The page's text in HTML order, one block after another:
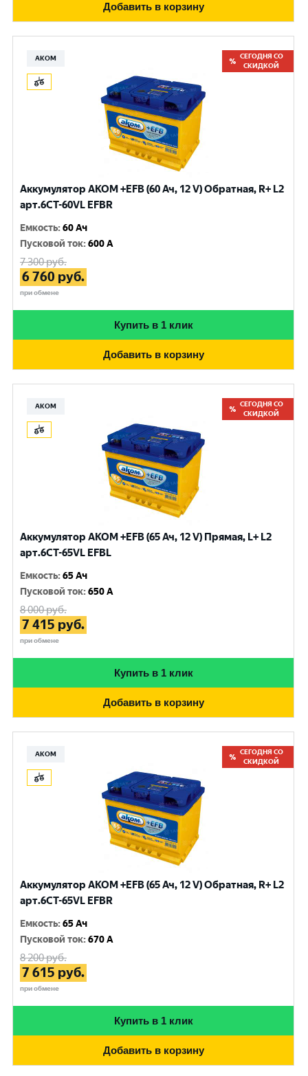
Добавить в корзину
АКОМ
СЕГОДНЯ СО
СКИДКОЙ
Аккумулятор AKOM +EFB (60 Ач, 12 V) Обратная, R+ L2
арт.6CТ-60VL EFBR
Емкость:60 Ач
Пусковой ток:600 A
7 300руб.
6 760 руб.
при обмене
Купить в 1 клик
Добавить в корзину
АКОМ
СЕГОДНЯ СО
СКИДКОЙ
Аккумулятор AKOM +EFB (65 Ач, 12 V) Прямая, L+ L2
арт.6СТ-65VL EFBL
Емкость:65 Ач
Пусковой ток:650 A
8 000руб.
7 415 руб.
при обмене
Купить в 1 клик
Добавить в корзину
АКОМ
СЕГОДНЯ СО
СКИДКОЙ
Аккумулятор AKOM +EFB (65 Ач, 12 V) Обратная, R+ L2
арт.6CT-65VL EFBR
Емкость:65 Ач
Пусковой ток:670 A
8 200руб.
7 615 руб.
при обмене
Купить в 1 клик
Добавить в корзину